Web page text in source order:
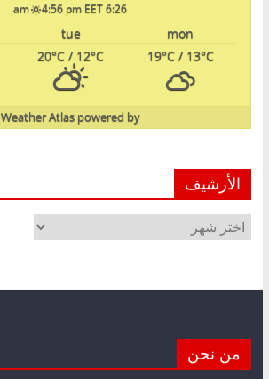
6:26 am
4:56 pm EET
mon
tue
19°C/ 13°C
20°C / 12°C
powered by
Weather Atlas
الأرشيف
الأرشيف
من نحن